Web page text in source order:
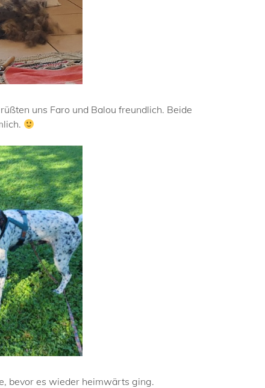
uns Faro und Balou freundlich. Beide
bevor es wieder heimwärts ging.